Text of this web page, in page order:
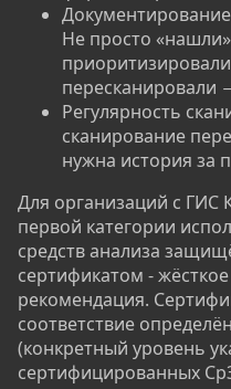
Не просто
пересканировали
Регулярность
сканирование
нужна история за
Для организаций с ГИС
первой категории
средств анализа
сертификатом -
рекомендация.
соответствие
(конкретный уровень
сертифицированных